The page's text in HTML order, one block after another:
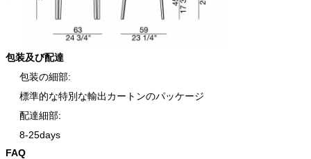
包装及び配達
包装の細部:
標準的な特別な輸出カートンのパッケージ
配達細部:
8-25days
FAQ